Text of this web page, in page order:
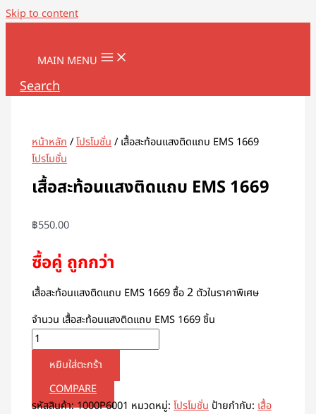
Skip to content
MAIN MENU
Search
หน้าหลัก/โปรโมชั่น/ เสื้อสะท้อนแสงติดแถบ EMS 1669
โปรโมชั่น
เสื้อสะท้อนแสงติดแถบ EMS 1669
฿550.00
ซื้อคู่ ถูกกว่า
เสื้อสะท้อนแสงติดแถบ EMS 1669 ซื้อ2 ตัวในราคาพิเศษ
จำนวน เสื้อสะท้อนแสงติดแถบ EMS 1669 ชิ้น
หยิบใส่ตะกร้า
COMPARE
รหัสสินค้า:1000P6001 หมวดหมู่:โปรโมชั่น ป้ายกำกับ:เสื้อ